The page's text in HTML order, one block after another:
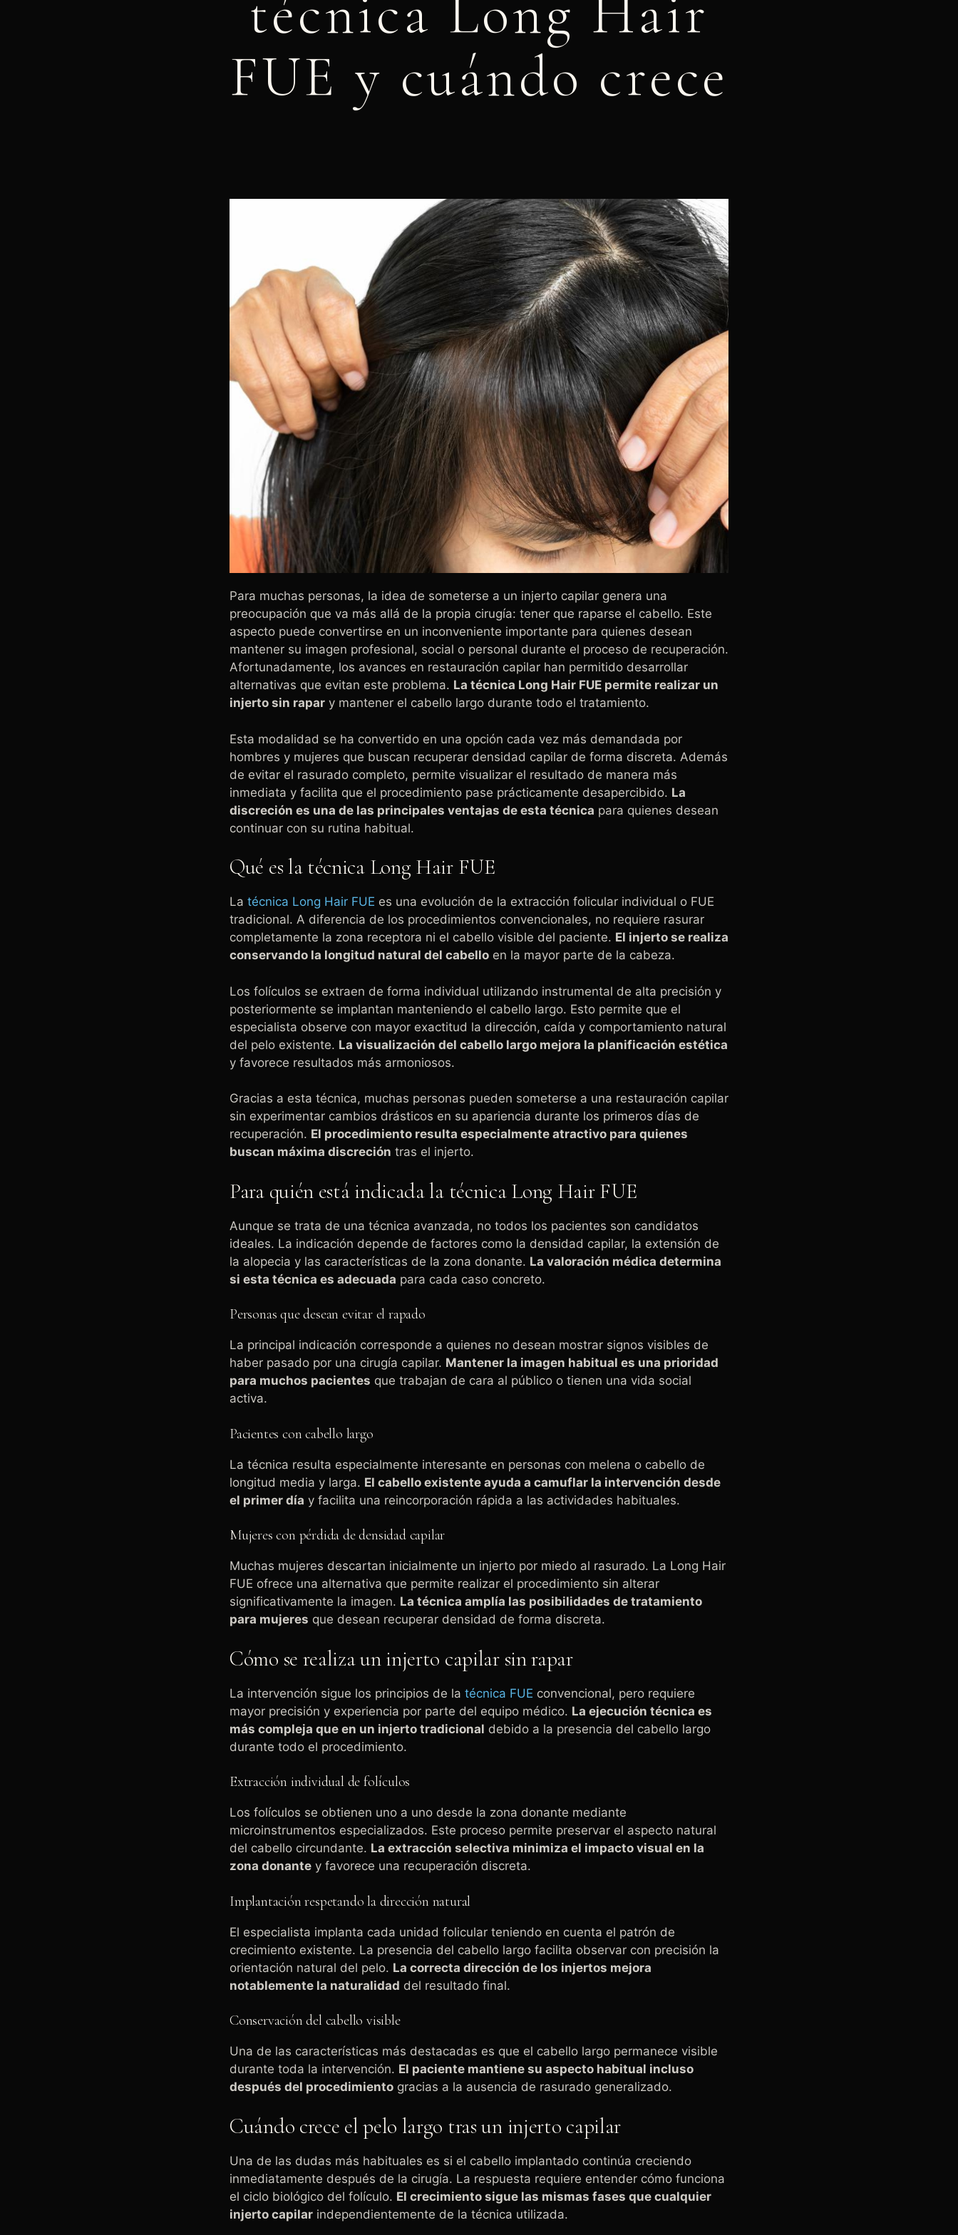
técnica Long Hair
FUE y cuándo crece
Para muchas personas, la idea de someterse a un injerto capilar genera una
preocupación que va más allá de la propia cirugía: tener que raparse el cabello. Este
aspecto puede convertirse en un inconveniente importante para quienes desean
mantener su imagen profesional, social o personal durante el proceso de recuperación.
Afortunadamente, los avances en restauración capilar han permitido desarrollar
alternativas que evitan este problema. La técnica Long Hair FUE permite realizar un
injerto sin rapar y mantener el cabello largo durante todo el tratamiento.
Esta modalidad se ha convertido en una opción cada vez más demandada por
hombres y mujeres que buscan recuperar densidad capilar de forma discreta. Además
de evitar el rasurado completo, permite visualizar el resultado de manera más
inmediata y facilita que el procedimiento pase prácticamente desapercibido. La
discreción es una de las principales ventajas de esta técnica para quienes desean
continuar con su rutina habitual.
Qué es la técnica Long Hair FUE
La técnica Long Hair FUE es una evolución de la extracción folicular individual o FUE
tradicional. A diferencia de los procedimientos convencionales, no requiere rasurar
completamente la zona receptora ni el cabello visible del paciente. El injerto se realiza
conservando la longitud natural del cabello en la mayor parte de la cabeza.
Los folículos se extraen de forma individual utilizando instrumental de alta precisión y
posteriormente se implantan manteniendo el cabello largo. Esto permite que el
especialista observe con mayor exactitud la dirección, caída y comportamiento natural
del pelo existente. La visualización del cabello largo mejora la planificación estética
y favorece resultados más armoniosos.
Gracias a esta técnica, muchas personas pueden someterse a una restauración capilar
sin experimentar cambios drásticos en su apariencia durante los primeros días de
recuperación. El procedimiento resulta especialmente atractivo para quienes
buscan máxima discreción tras el injerto.
Para quién está indicada la técnica Long Hair FUE
Aunque se trata de una técnica avanzada, no todos los pacientes son candidatos
ideales. La indicación depende de factores como la densidad capilar, la extensión de
la alopecia y las características de la zona donante. La valoración médica determina
si esta técnica es adecuada para cada caso concreto.
Personas que desean evitar el rapado
La principal indicación corresponde a quienes no desean mostrar signos visibles de
haber pasado por una cirugía capilar. Mantener la imagen habitual es una prioridad
para muchos pacientes que trabajan de cara al público o tienen una vida social
activa.
Pacientes con cabello largo
La técnica resulta especialmente interesante en personas con melena o cabello de
longitud media y larga. El cabello existente ayuda a camuflar la intervención desde
el primer día y facilita una reincorporación rápida a las actividades habituales.
Mujeres con pérdida de densidad capilar
Muchas mujeres descartan inicialmente un injerto por miedo al rasurado. La Long Hair
FUE ofrece una alternativa que permite realizar el procedimiento sin alterar
significativamente la imagen. La técnica amplía las posibilidades de tratamiento
para mujeres que desean recuperar densidad de forma discreta.
Cómo se realiza un injerto capilar sin rapar
La intervención sigue los principios de la técnica FUE convencional, pero requiere
mayor precisión y experiencia por parte del equipo médico. La ejecución técnica es
más compleja que en un injerto tradicional debido a la presencia del cabello largo
durante todo el procedimiento.
Extracción individual de folículos
Los folículos se obtienen uno a uno desde la zona donante mediante
microinstrumentos especializados. Este proceso permite preservar el aspecto natural
del cabello circundante. La extracción selectiva minimiza el impacto visual en la
zona donante y favorece una recuperación discreta.
Implantación respetando la dirección natural
El especialista implanta cada unidad folicular teniendo en cuenta el patrón de
crecimiento existente. La presencia del cabello largo facilita observar con precisión la
orientación natural del pelo. La correcta dirección de los injertos mejora
notablemente la naturalidad del resultado final.
Conservación del cabello visible
Una de las características más destacadas es que el cabello largo permanece visible
durante toda la intervención. El paciente mantiene su aspecto habitual incluso
después del procedimiento gracias a la ausencia de rasurado generalizado.
Cuándo crece el pelo largo tras un injerto capilar
Una de las dudas más habituales es si el cabello implantado continúa creciendo
inmediatamente después de la cirugía. La respuesta requiere entender cómo funciona
el ciclo biológico del folículo. El crecimiento sigue las mismas fases que cualquier
injerto capilar independientemente de la técnica utilizada.